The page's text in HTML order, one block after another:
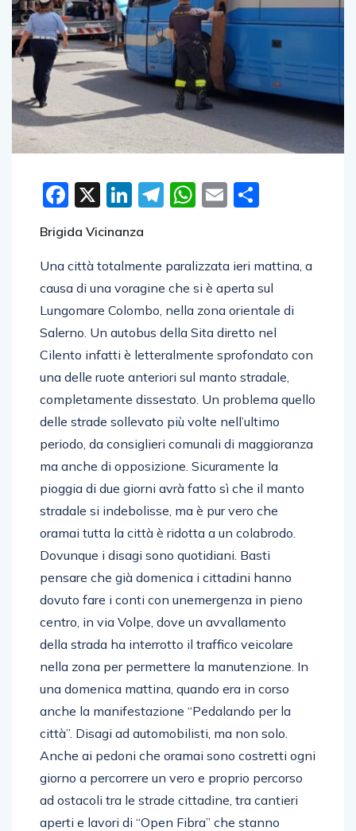
Facebook
X LinkedIn
Telegram
WhatsApp
Email
Brigida Vicinanza
Una città totalmente paralizzata ieri mattina, a
causa di una voragine che si è aperta sul
Lungomare Colombo, nella zona orientale di
Salerno. Un autobus della Sita diretto nel
Cilento infatti è letteralmente sprofondato con
una delle ruote anteriori sul manto stradale,
completamente dissestato. Un problema quello
delle strade sollevato più volte nell’ultimo
periodo, da consiglieri comunali di maggioranza
ma anche di opposizione. Sicuramente la
pioggia di due giorni avrà fatto sì che il manto
stradale si indebolisse, ma è pur vero che
oramai tutta la città è ridotta a un colabrodo.
Dovunque i disagi sono quotidiani. Basti
pensare che già domenica i cittadini hanno
dovuto fare i conti con unemergenza in pieno
centro, in via Volpe, dove un avvallamento
della strada ha interrotto il traffico veicolare
nella zona per permettere la manutenzione. In
una domenica mattina, quando era in corso
anche la manifestazione “Pedalando per la
città”. Disagi ad automobilisti, ma non solo.
Anche ai pedoni che oramai sono costretti ogni
giorno a percorrere un vero e proprio percorso
ad ostacoli tra le strade cittadine, tra cantieri
aperti e lavori di “Open Fibra” che stanno